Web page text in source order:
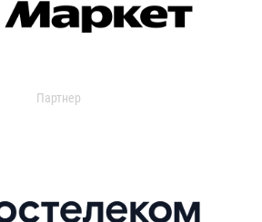
Партнер